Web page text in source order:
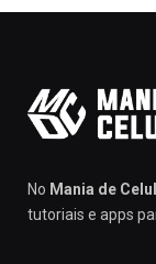
No Mania de
tutoriais e apps